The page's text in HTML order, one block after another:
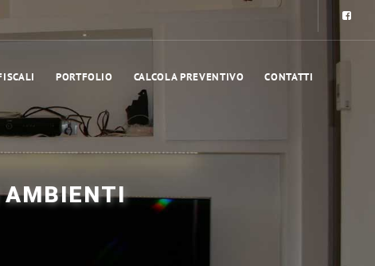
PORTFOLIO CALCOLA PREVENTIVO CONTATTI
AMBIENTI